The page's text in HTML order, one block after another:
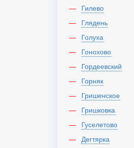
Гилево
Глядень
Голуха
Гонохово
Гордеевский
Горняк
Гришенское
Гришковка
Гуселетово
Дегтярка